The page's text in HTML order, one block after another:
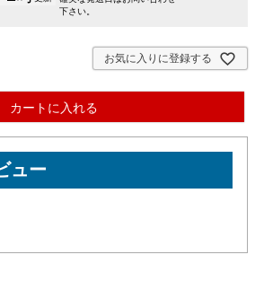
お気に入りに登録する
カートに入れる